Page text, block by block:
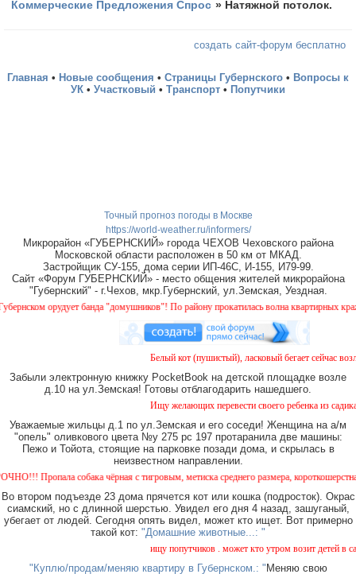
Коммерческие Предложения Спрос » Натяжной потолок.
создать сайт-форум бесплатно
Главная • Новые сообщения • Страницы Губернского • Вопросы к
УК • Участковый • Транспорт • Попутчики
Точный прогноз погоды в Москве
https://world-weather.ru/informers/
Микрорайон «ГУБЕРНСКИЙ» города ЧЕХОВ Чеховского района
Московской области расположен в 50 км от МКАД.
Застройщик СУ-155, дома серии ИП-46С, И-155, И79-99.
Сайт «Форум ГУБЕРНСКИЙ» - место общения жителей микрорайона
"Губернский" - г.Чехов, мкр.Губернский, ул.Земская, Уездная.
орудует банда "домушников"! По району прокатилась волна квартирных краж,
Белый кот (пушистый), ласковый бегает сейчас
Забыли электронную книжку PocketBook на детской площадке возле
д.10 на ул.Земская! Готовы отблагодарить нашедшего.
Ищу желающих перевести своего ребенка из
Уважаемые жильцы д.1 по ул.Земская и его соседи! Женщина на а/м
"опель" оливкового цвета №у 275 рс 197 протаранила две машины:
Пежо и Тойота, стоящие на парковке позади дома, и скрылась в
неизвестном направлении.
Пропала собака чёрная с тигровым, метиска среднего размера, короткошерстная.
Во втором подъезде 23 дома прячется кот или кошка (подросток). Окрас
сиамский, но с длинной шерстью. Увидел его дня 4 назад, зашуганый,
убегает от людей. Сегодня опять видел, может кто ищет. Вот примерно
такой кот: "Домашние животные...: "
ищу попутчиков . может кто утром возит детей в
"Куплю/продам/меняю квартиру в Губернском.: " Меняю свою